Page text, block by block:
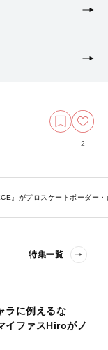
2
』がプロスケートボーダー
特集一覧
ラに例えるな
イファスHiroがノ